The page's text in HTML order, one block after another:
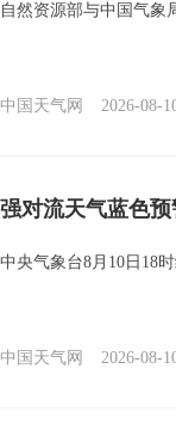
自然资源部与中国气象
中国天气网 2026-08-
强对流天气蓝色
中央气象台8月10日18
中国天气网 2026-08-